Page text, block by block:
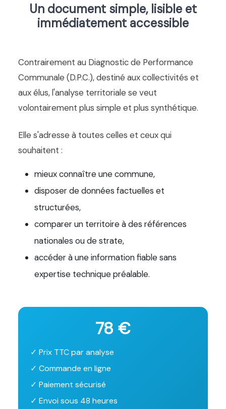
Un document simple, lisible et
immédiatement accessible
Contrairement au Diagnostic de Performance
Communale (D.P.C.), destiné aux collectivités et
aux élus, l'analyse territoriale se veut
volontairement plus simple et plus synthétique.
Elle s'adresse à toutes celles et ceux qui
souhaitent :
mieux connaître une commune,
disposer de données factuelles et
structurées,
comparer un territoire à des références
nationales ou de strate,
accéder à une information fiable sans
expertise technique préalable.
78 €
✓ Prix TTC par analyse
✓ Commande en ligne
✓ Paiement sécurisé
✓ Envoi sous 48 heures